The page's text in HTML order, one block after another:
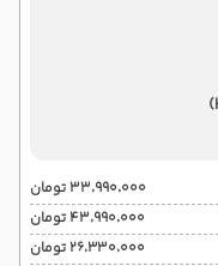
۳۳٬۹۹۰٬۰۰۰ تومان
۴۳٬۹۹۰٬۰۰۰ تومان
۲۶٬۳۳۰٬۰۰۰ تومان